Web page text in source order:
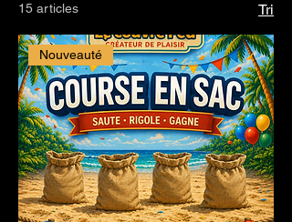
15 articles Tri
Nouveauté